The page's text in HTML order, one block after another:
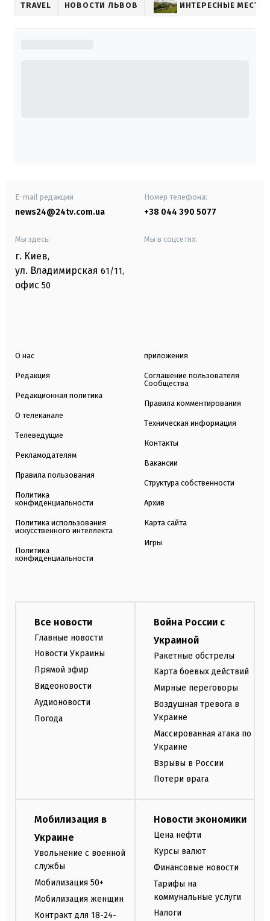
TRAVEL НОВОСТИ ЛЬВОВ ИНТЕРЕСНЫЕ МЕСТА
E-mail редакции
news24@24tv.com.ua
Номер телефона:
+38 044 390 5077
Мы здесь:
г. Киев,
ул. Владимирская 61/11,
офис 50
Мы в соцсетях:
О нас
Редакция
Редакционная политика
О телеканале
Телеведущие
Рекламодателям
Правила пользования
Политика
конфиденциальности
Политика использования
искусственного интеллекта
Политика
конфиденциальности
приложения
Соглашение пользователя
Сообщества
Правила комментирования
Техническая информация
Контакты
Вакансии
Структура собственности
Архив
Карта сайта
Игры
Все новости
Главные новости
Новости Украины
Прямой эфир
Видеоновости
Аудионовости
Погода
Война России с
Украиной
Ракетные обстрелы
Карта боевых действий
Мирные переговоры
Воздушная тревога в
Украине
Массированная атака по
Украине
Взрывы в России
Потери врага
Мобилизация в
Украине
Увольнение с военной
службы
Мобилизация 50+
Мобилизация женщин
Контракт для 18-24-
Новости экономики
Цена нефти
Курсы валют
Финансовые новости
Тарифы на
коммунальные услуги
Налоги